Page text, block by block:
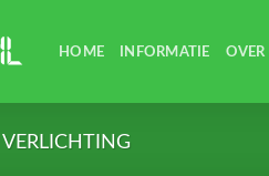
HOME INFORMATIE OVER
VERLICHTING